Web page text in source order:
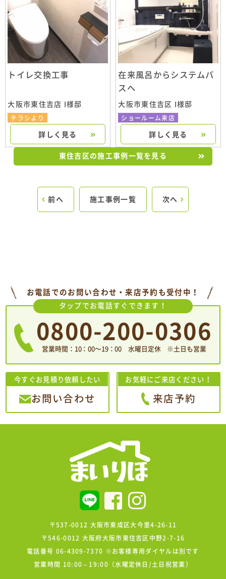
トイレ交換工事
大阪市東住吉店 I様邸
チラシより
詳しく見る
在来風呂からシステムバ
スへ
大阪市東住吉区 I様邸
ショールーム来店
詳しく見る
東住吉区の施工事例一覧を見る
前へ 施工事例一覧 次へ
お電話でのお問い合わせ・来店予約も受付中！
タップでお電話すぐできます！
0800-200-0306
営業時間：10：00〜19：00 水曜日定休 ※土日も営業
今すぐお見積り依頼したい
お問い合わせ
お気軽にご来店ください！
来店予約
〒537-0012 大阪市東成区大今里4-26-11
〒546-0012 大阪府大阪市東住吉区中野2-7-16
電話番号 06-4309-7370 ※お客様専用ダイヤルは別です
営業時間 10:00～19:00（水曜定休日/土日祝営業）